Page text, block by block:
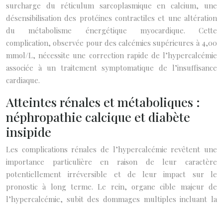
surcharge du réticulum sarcoplasmique en calcium, une
désensibilisation des protéines contractiles et une altération
du métabolisme énergétique myocardique. Cette
complication, observée pour des calcémies supérieures à 4,00
mmol/L, nécessite une correction rapide de l’hypercalcémie
associée à un traitement symptomatique de l’insuffisance
cardiaque.
Atteintes rénales et métaboliques :
néphropathie calcique et diabète
insipide
Les complications rénales de l’hypercalcémie revêtent une
importance particulière en raison de leur caractère
potentiellement irréversible et de leur impact sur le
pronostic à long terme. Le rein, organe cible majeur de
l’hypercalcémie, subit des dommages multiples incluant la